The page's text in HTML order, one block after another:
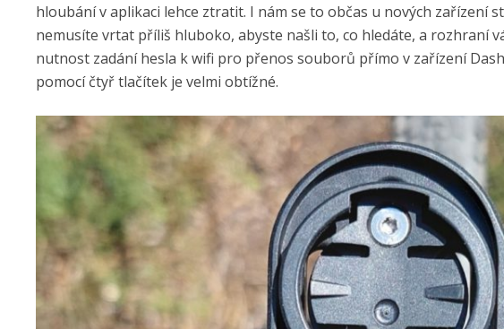
hloubání v aplikaci lehce ztratit. I nám se to občas u nových zařízení
nemusíte vrtat příliš hluboko, abyste našli to, co hledáte, a rozhraní
nutnost zadání hesla k wifi pro přenos souborů přímo v zařízení
pomocí čtyř tlačítek je velmi obtížné.